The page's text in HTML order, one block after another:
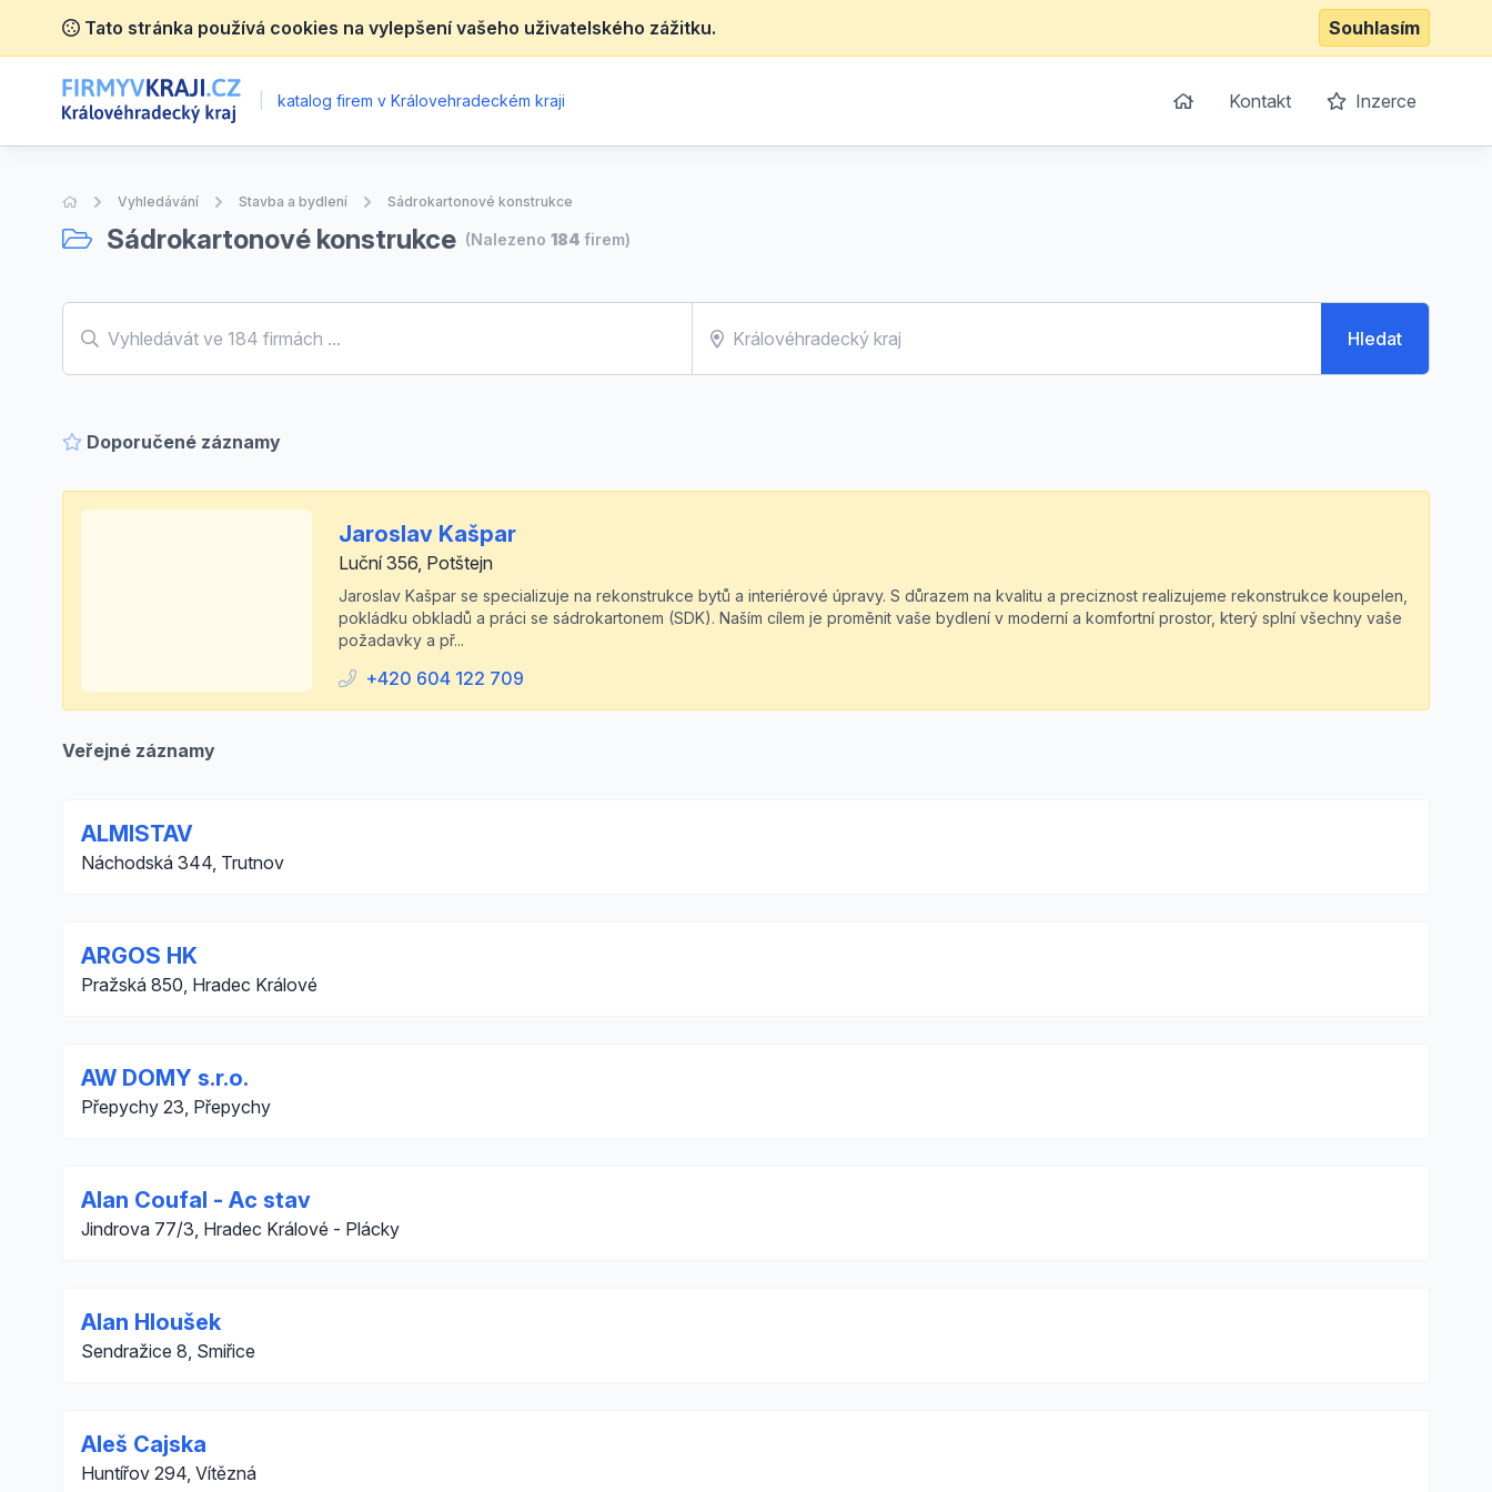
Tato stránka používá cookies na vylepšení vašeho uživatelského zážitku. Souhlasím
katalog firem v Královehradeckém kraji Kontakt Inzerce
Úvodní stránka
Vyhledávání Stavba a bydlení Sádrokartonové konstrukce
Sádrokartonové konstrukce (Nalezeno 184 firem)
Hledat
Doporučené záznamy
Jaroslav Kašpar
Luční 356, Potštejn
Jaroslav Kašpar se specializuje na rekonstrukce bytů a interiérové úpravy. S důrazem na kvalitu a preciznost realizujeme rekonstrukce koupelen,
pokládku obkladů a práci se sádrokartonem (SDK). Naším cílem je proměnit vaše bydlení v moderní a komfortní prostor, který splní všechny vaše
požadavky a př...
+420 604 122 709
Veřejné záznamy
ALMISTAV
Náchodská 344, Trutnov
ARGOS HK
Pražská 850, Hradec Králové
AW DOMY s.r.o.
Přepychy 23, Přepychy
Alan Coufal - Ac stav
Jindrova 77/3, Hradec Králové - Plácky
Alan Hloušek
Sendražice 8, Smiřice
Aleš Cajska
Huntířov 294, Vítězná